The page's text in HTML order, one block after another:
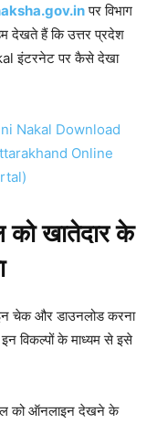
पर विभाग
देखते हैं कि उत्तर प्रदेश
इंटरनेट पर कैसे देखा
Nakal Download
Online
खातेदार के
चेक और डाउनलोड करना
विकल्पों के माध्यम से इसे
को ऑनलाइन देखने के